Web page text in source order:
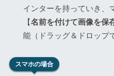
インターを持っていき、
【名前を付けて画像を保
能（ドラッグ＆ドロップ
スマホの場合